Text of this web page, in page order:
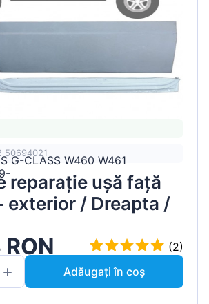
50694021
G-CLASS W460 W461
reparație ușă față
exterior / Dreapta /
(2)
Adăugați în coș